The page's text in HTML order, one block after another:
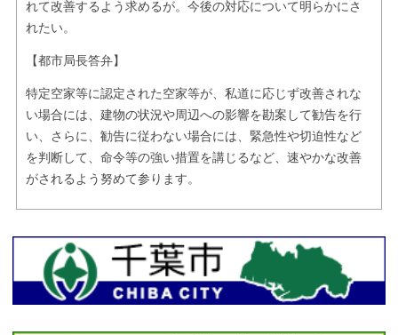
れて改善するよう求めるが。今後の対応について明らかにさ
れたい。
【都市局長答弁】
特定空家等に認定された空家等が、私道に応じず改善されな
い場合には、建物の状況や周辺への影響を勘案して勧告を行
い、さらに、勧告に従わない場合には、緊急性や切迫性など
を判断して、命令等の強い措置を講じるなど、速やかな改善
がされるよう努めて参ります。